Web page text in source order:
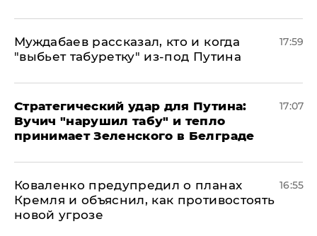
Муждабаев рассказал, кто и когда
"выбьет табуретку" из-под Путина
17:59
Стратегический удар для Путина:
Вучич "нарушил табу" и тепло
принимает Зеленского в Белграде
17:07
Коваленко предупредил о планах
Кремля и объяснил, как противостоять
новой угрозе
16:55